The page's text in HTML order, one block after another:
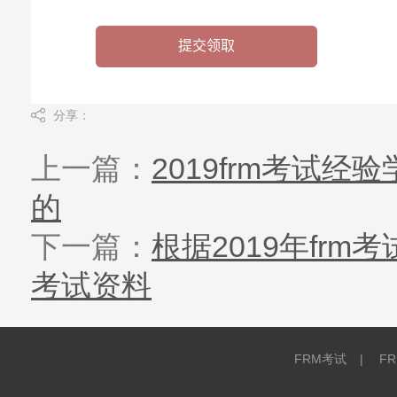
分享：
上一篇： 2019frm考试经验
的
下一篇： 根据2019年frm考
考试资料
FRM考试 |